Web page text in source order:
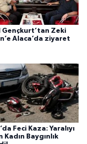
Gençkurt’tan Zeki
Alaca’da ziyaret
Feci Kaza: Yaralıyı
Kadın Baygınlık